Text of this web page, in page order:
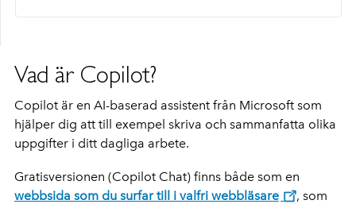
Vad är Copilot?
Copilot är en AI-baserad assistent från Microsoft som
hjälper dig att till exempel skriva och sammanfatta olika
uppgifter i ditt dagliga arbete.
Gratisversionen (Copilot Chat) finns både som en
webbsida som du surfar till i valfri webbläsare
, som